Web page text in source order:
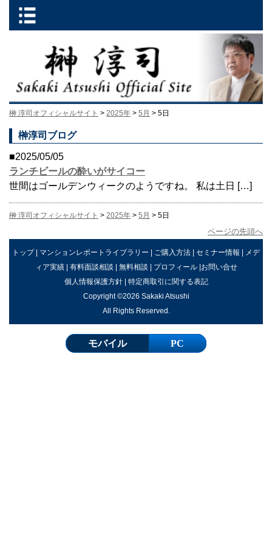
榊 淳司オフィシャルサイト > 2025年 > 5月 > 5日
榊淳司ブログ
■2025/05/05
ランチビールの酔いがサイコー
世間はゴールデンウィークのようですね。 私は土日 […]
榊 淳司オフィシャルサイト > 2025年 > 5月 > 5日
ページの先頭へ
トップ| マンションレポートライブラリー | ご購入方法 | セミナー情報 | メデ
ィア実績| 有料面談相談 | 無料相談 | プロフィール|お問い合せ
個人情報保護方針| 特定商取引に関する表記
Copyright ©2026 Sakaki Atsushi
All Rights Reserved.
モバイル PC